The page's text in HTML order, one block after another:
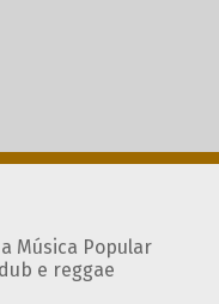
Música Popular
e reggae